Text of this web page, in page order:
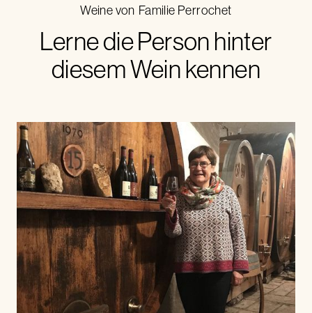
Weine von Familie Perrochet
Lerne die Person hinter
diesem Wein kennen